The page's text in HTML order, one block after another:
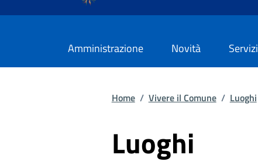
Amministrazione Novità Servizi
Home / Vivere il Comune / Luoghi
Luoghi